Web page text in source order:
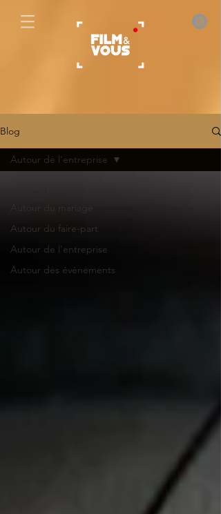
Blog
Autour du faire-part
Autour de l'entreprise
Autour des événements
Autour de l'entreprise